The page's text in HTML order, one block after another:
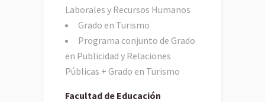
Laborales y Recursos Humanos
Grado en Turismo
Programa conjunto de Grado
en Publicidad y Relaciones
Públicas + Grado en Turismo
Facultad de Educación